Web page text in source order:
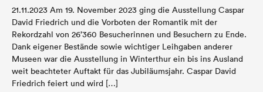
21.11.2023 Am 19. November 2023 ging die Ausstellung Caspar
David Friedrich und die Vorboten der Romantik mit der
Rekordzahl von 26’360 Besucherinnen und Besuchern zu Ende.
Dank eigener Bestände sowie wichtiger Leihgaben anderer
Museen war die Ausstellung in Winterthur ein bis ins Ausland
weit beachteter Auftakt für das Jubiläumsjahr. Caspar David
Friedrich feiert und wird […]